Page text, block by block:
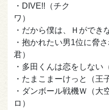
・DIVE!!（チク
・だから僕は、Ｈができ
・抱かれたい男1位に脅
君）
・多田くんは恋をしない
・たまこまーけっと（王
・ダンボール戦機Ｗ（大
ロ